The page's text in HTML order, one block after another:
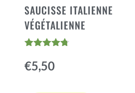
SAUCISSE ITALIENNE
VÉGÉTALIENNE
4.64
sur 5
€5,50